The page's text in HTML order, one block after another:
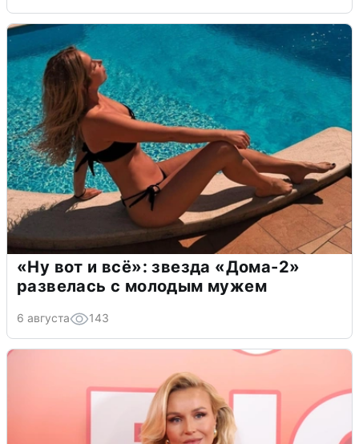
«Ну вот и всё»: звезда «Дома-2»
развелась с молодым мужем
6 августа 143